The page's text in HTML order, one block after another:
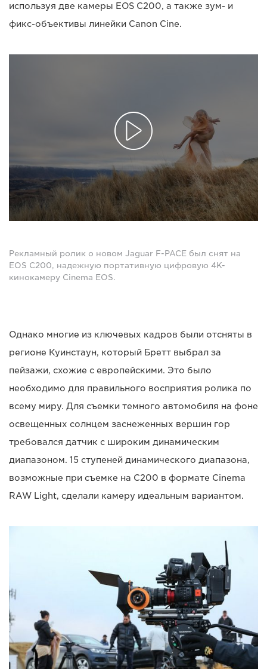
используя две камеры EOS C200, а также зум- и
фикс-объективы линейки Canon Cine.
Рекламный ролик о новом Jaguar F-PACE был снят на
EOS C200, надежную портативную цифровую 4K-
кинокамеру Cinema EOS.
Однако многие из ключевых кадров были отсняты в
регионе Куинстаун, который Бретт выбрал за
пейзажи, схожие с европейскими. Это было
необходимо для правильного восприятия ролика по
всему миру. Для съемки темного автомобиля на фоне
освещенных солнцем заснеженных вершин гор
требовался датчик с широким динамическим
диапазоном. 15 ступеней динамического диапазона,
возможные при съемке на C200 в формате Cinema
RAW Light, сделали камеру идеальным вариантом.